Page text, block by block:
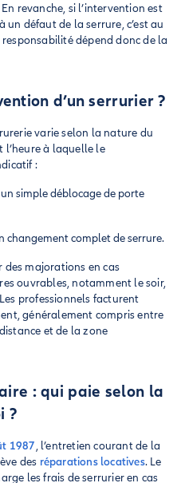
revanche, si l’intervention est
défaut de la serrure, c’est au
dépend donc de la
d’un serrurier ?
varie selon la nature du
l’heure à laquelle le
:
simple déblocage de porte
changement complet de serrure.
des majorations en cas
ouvrables, notamment le soir,
professionnels facturent
généralement compris entre
et de la zone
: qui paie selon la
?
1987, l’entretien courant de la
des réparations locatives. Le
les frais de serrurier en cas